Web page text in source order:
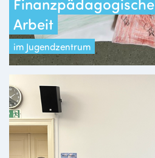
Arbeit
im Jugendzentrum